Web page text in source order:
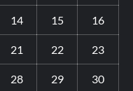
14 15 16
21 22 23
28 29 30